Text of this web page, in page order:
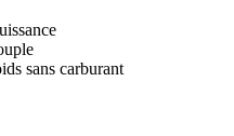
sans carburant